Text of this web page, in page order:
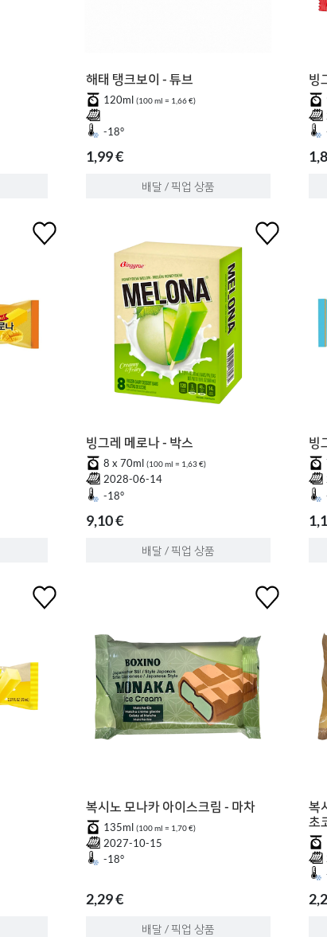
해태 탱크보이 - 튜브
120ml (100 ml = 1,66 €)
-18°
1,99 €
배달 / 픽업 상품
빙
빙그레 메로나 - 박스
8 x 70ml (100 ml = 1,63 €)
2028-06-14
-18°
9,10 €
배달 / 픽업 상품
빙
복시노 모나카 아이스크림 - 마차
135ml (100 ml = 1,70 €)
2027-10-15
-18°
2,29 €
배달 / 픽업 상품
복
초